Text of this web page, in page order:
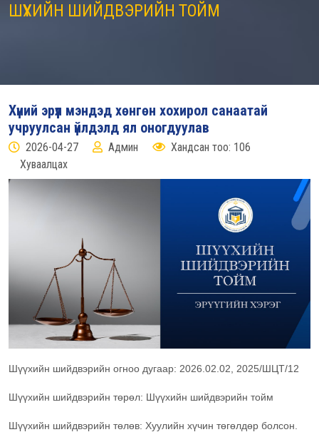
ШҮҮХИЙН ШИЙДВЭРИЙН ТОЙМ
Хүний эрүүл мэндэд хөнгөн хохирол санаатай
учруулсан үйлдэлд ял оногдуулав
2026-04-27 Админ
Хандсан тоо: 106
Хуваалцах
Шүүхийн шийдвэрийн огноо дугаар: 2026.02.02, 2025/ШЦТ/12
Шүүхийн шийдвэрийн төрөл: Шүүхийн шийдвэрийн тойм
Шүүхийн шийдвэрийн төлөв: Хуулийн хүчин төгөлдөр болсон.